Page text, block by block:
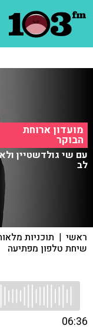
מועדון ארוחת
הבוקר
עם שי גולדשטיין
לב
ראשי | תוכניות
שיחת טלפון מפתיעה
06:36